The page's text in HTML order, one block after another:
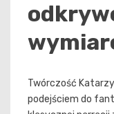
Twórczość
podejściem do